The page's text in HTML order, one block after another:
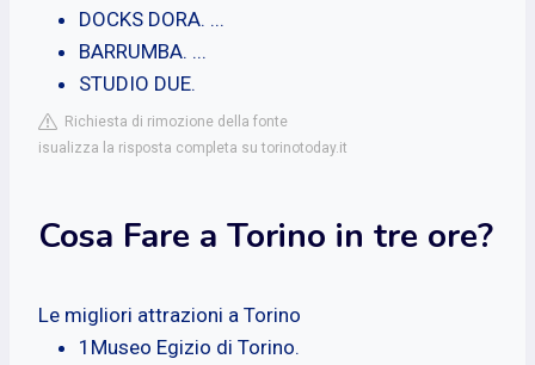
DOCKS DORA. ...
BARRUMBA. ...
STUDIO DUE.
Richiesta di rimozione della fonte
isualizza la risposta completa su torinotoday.it
Cosa Fare a Torino in tre ore?
Le migliori attrazioni a Torino
1Museo Egizio di Torino.